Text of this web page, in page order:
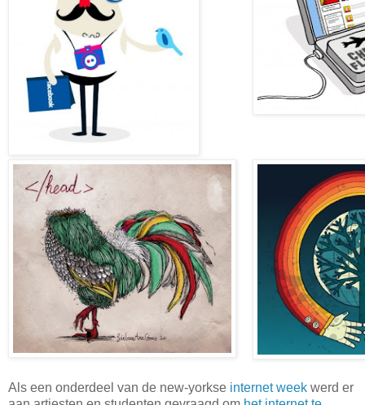
Als een onderdeel van de new-yorkse internet week werd er